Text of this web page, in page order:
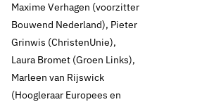
30 september 2022
Maxime Verhagen (voorzitter
Bouwend Nederland), Pieter
Grinwis (ChristenUnie),
Laura Bromet (Groen Links),
Marleen van Rijswick
(Hoogleraar Europees en